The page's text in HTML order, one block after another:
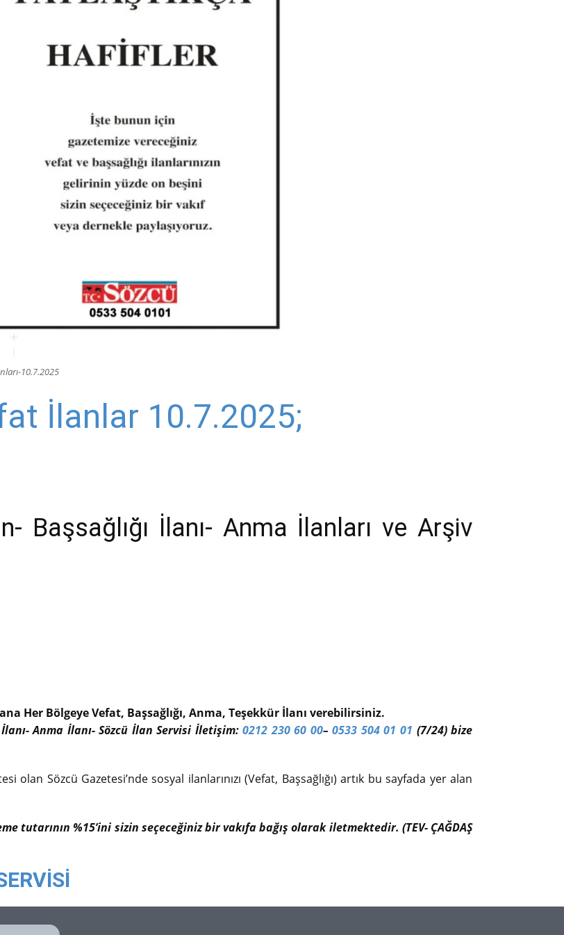
10.7.2025
İlanlar 10.7.2025;
Başsağlığı İlanı- Anma İlanları ve Arşiv
Her Bölgeye Vefat, Başsağlığı, Anma, Teşekkür İlanı verebilirsiniz.
Anma İlanı- Sözcü İlan Servisi İletişim:0212 230 60 00–0533 504 01 01 (7/24) bize
olan Sözcü Gazetesi’nde sosyal ilanlarınızı (Vefat, Başsağlığı) artık bu sayfada yer alan
tutarının %15’ini sizin seçeceğiniz bir vakıfa bağış olarak iletmektedir. (TEV- ÇAĞDAŞ